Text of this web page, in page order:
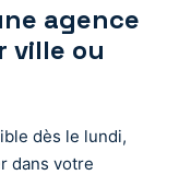
agence
ville ou
dès le lundi,
dans votre